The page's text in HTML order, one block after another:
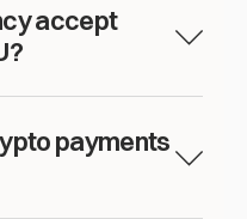
accept
payments